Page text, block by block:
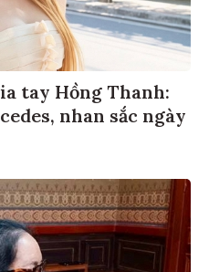
tay Hồng Thanh:
nhan sắc ngày